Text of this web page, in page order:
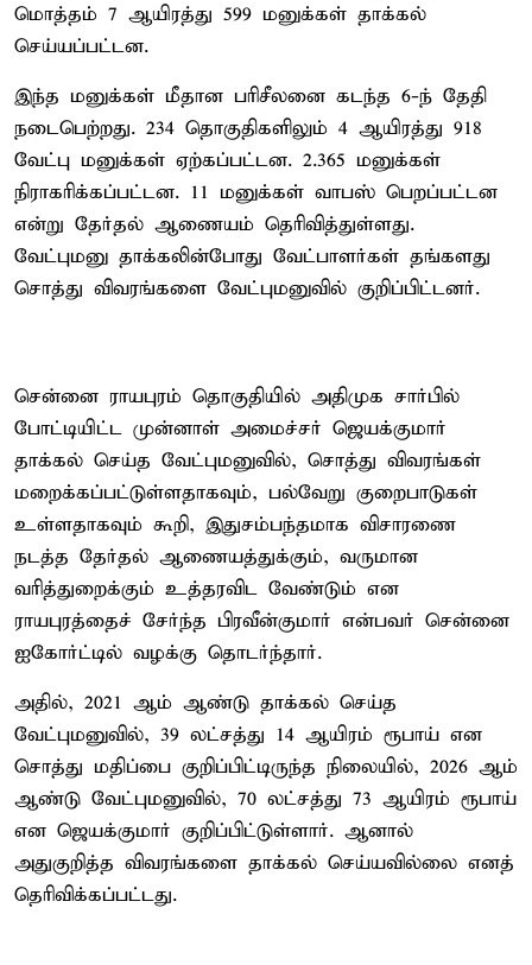
மொத்தம் 7 ஆயிரத்து 599 மனுக்கள் தாக்கல்
செய்யப்பட்டன.
இந்த மனுக்கள் மீதான பரிசீலனை கடந்த 6-ந் தேதி
நடைபெற்றது. 234 தொகுதிகளிலும் 4 ஆயிரத்து 918
வேட்பு மனுக்கள் ஏற்கப்பட்டன. 2.365 மனுக்கள்
நிராகரிக்கப்பட்டன. 11 மனுக்கள் வாபஸ் பெறப்பட்டன
என்று தேர்தல் ஆணையம் தெரிவித்துள்ளது.
வேட்புமனு தாக்கலின்போது வேட்பாளர்கள் தங்களது
சொத்து விவரங்களை வேட்புமனுவில் குறிப்பிட்டனர்.
சென்னை ராயபுரம் தொகுதியில் அதிமுக சார்பில்
போட்டியிட்ட முன்னாள் அமைச்சர் ஜெயக்குமார்
தாக்கல் செய்த வேட்புமனுவில், சொத்து விவரங்கள்
மறைக்கப்பட்டுள்ளதாகவும், பல்வேறு குறைபாடுகள்
உள்ளதாகவும் கூறி, இதுசம்பந்தமாக விசாரணை
நடத்த தேர்தல் ஆணையத்துக்கும், வருமான
வரித்துறைக்கும் உத்தரவிட வேண்டும் என
ராயபுரத்தைச் சேர்ந்த பிரவீன்குமார் என்பவர் சென்னை
ஐகோர்ட்டில் வழக்கு தொடர்ந்தார்.
அதில், 2021 ஆம் ஆண்டு தாக்கல் செய்த
வேட்புமனுவில், 39 லட்சத்து 14 ஆயிரம் ரூபாய் என
சொத்து மதிப்பை குறிப்பிட்டிருந்த நிலையில், 2026 ஆம்
ஆண்டு வேட்புமனுவில், 70 லட்சத்து 73 ஆயிரம் ரூபாய்
என ஜெயக்குமார் குறிப்பிட்டுள்ளார். ஆனால்
அதுகுறித்த விவரங்களை தாக்கல் செய்யவில்லை எனத்
தெரிவிக்கப்பட்டது.